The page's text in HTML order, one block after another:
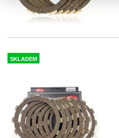
SKLADEM